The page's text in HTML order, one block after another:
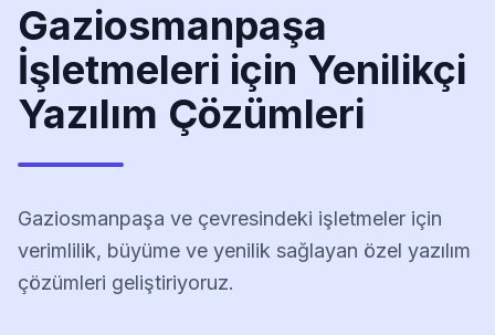
Gaziosmanpaşa
İşletmeleri için Yenilikçi
Yazılım Çözümleri
Gaziosmanpaşa ve çevresindeki işletmeler için
verimlilik, büyüme ve yenilik sağlayan özel yazılım
çözümleri geliştiriyoruz.